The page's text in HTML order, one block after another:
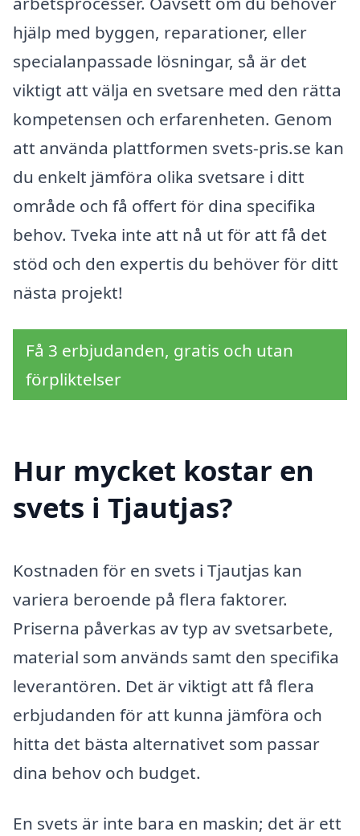
hjälp med byggen, reparationer, eller
specialanpassade lösningar, så är det
viktigt att välja en svetsare med den rätta
kompetensen och erfarenheten. Genom
att använda plattformen svets-pris.se kan
du enkelt jämföra olika svetsare i ditt
område och få offert för dina specifika
behov. Tveka inte att nå ut för att få det
stöd och den expertis du behöver för ditt
nästa projekt!
Få 3 erbjudanden, gratis och utan
förpliktelser
Hur mycket kostar en
svets i Tjautjas?
Kostnaden för en svets i Tjautjas kan
variera beroende på flera faktorer.
Priserna påverkas av typ av svetsarbete,
material som används samt den specifika
leverantören. Det är viktigt att få flera
erbjudanden för att kunna jämföra och
hitta det bästa alternativet som passar
dina behov och budget.
En svets är inte bara en maskin; det är ett